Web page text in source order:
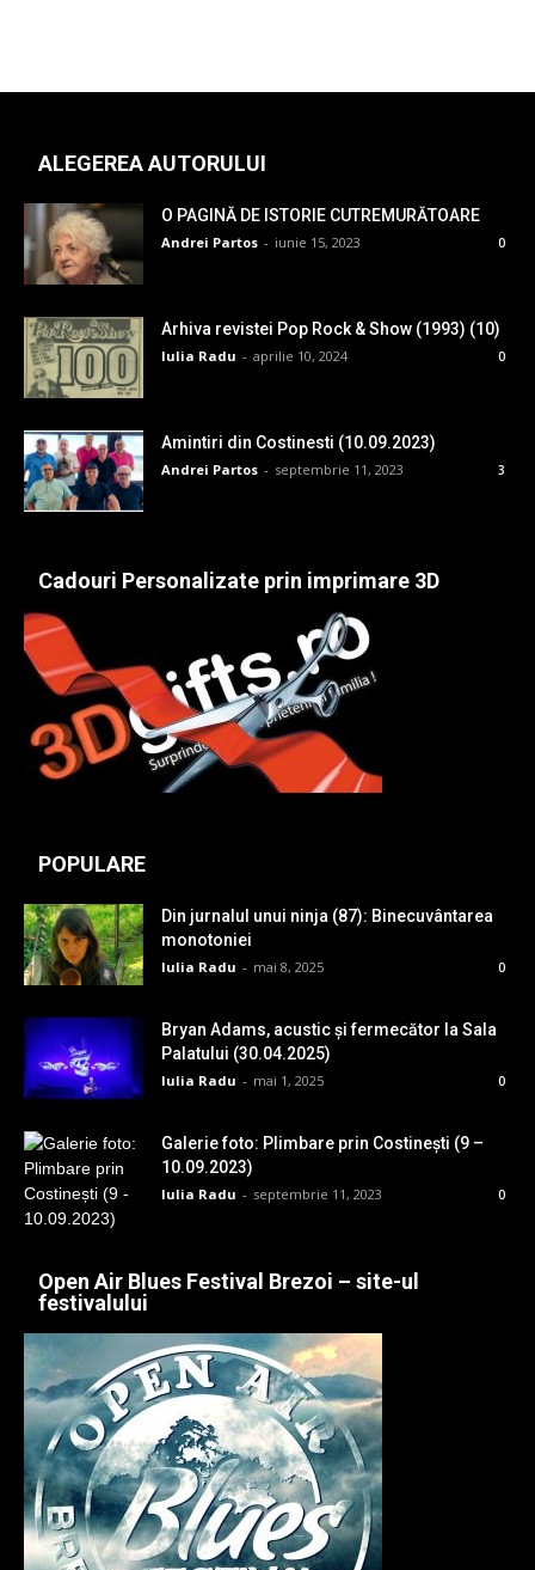
ALEGEREA AUTORULUI
O PAGINĂ DE ISTORIE CUTREMURĂTOARE
Andrei Partos - iunie 15, 2023 0
Arhiva revistei Pop Rock & Show (1993) (10)
Iulia Radu - aprilie 10, 2024 0
Amintiri din Costinesti (10.09.2023)
Andrei Partos - septembrie 11, 2023 3
Cadouri Personalizate prin imprimare 3D
POPULARE
Din jurnalul unui ninja (87): Binecuvântarea
monotoniei
Iulia Radu - mai 8, 2025 0
Bryan Adams, acustic și fermecător la Sala
Palatului (30.04.2025)
Iulia Radu - mai 1, 2025 0
Galerie foto: Plimbare prin Costinești (9 –
10.09.2023)
Iulia Radu - septembrie 11, 2023 0
Open Air Blues Festival Brezoi – site-ul
festivalului